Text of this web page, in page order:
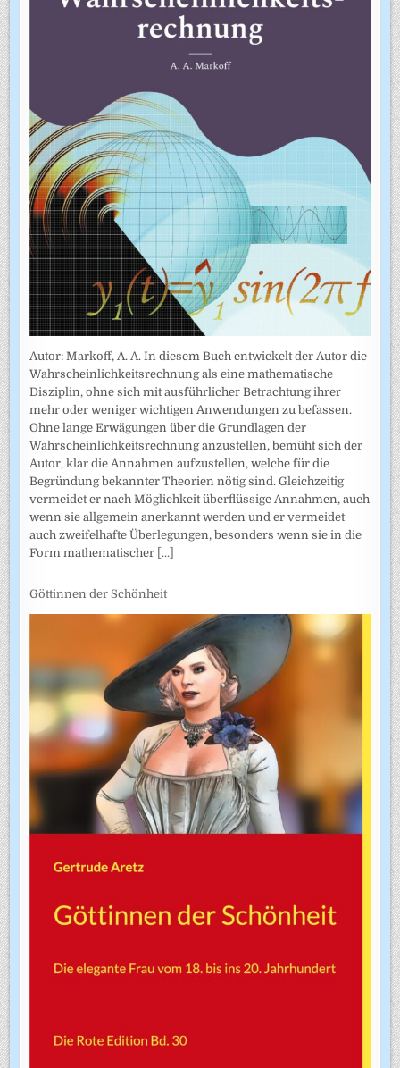
Autor: Markoff, A. A. In diesem Buch entwickelt der Autor die
Wahrscheinlichkeitsrechnung als eine mathematische
Disziplin, ohne sich mit ausführlicher Betrachtung ihrer
mehr oder weniger wichtigen Anwendungen zu befassen.
Ohne lange Erwägungen über die Grundlagen der
Wahrscheinlich­keitsrechnung anzustellen, bemüht sich der
Autor, klar die Annahmen auf­zustellen, welche für die
Begründung bekannter Theorien nötig sind. Gleichzeitig
vermeidet er nach Möglichkeit überflüssige Annahmen, auch
wenn sie allgemein anerkannt werden und er vermeidet
auch zweifel­hafte Überlegungen, besonders wenn sie in die
Form mathematischer [...]
Göttinnen der Schönheit